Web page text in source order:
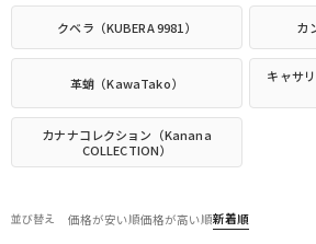
クベラ（KUBERA 9981） カ
革蛸（KawaTako）
キャサ
カナナコレクション（Kanana
COLLECTION）
並び替え 価格が安い順価格が高い順新着順